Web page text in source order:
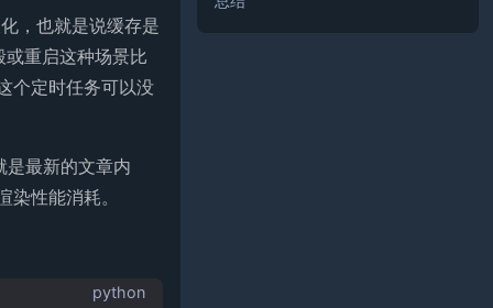
，也就是说缓存是
重启这种场景比
个定时任务可以没
最新的文章内
性能消耗。
python